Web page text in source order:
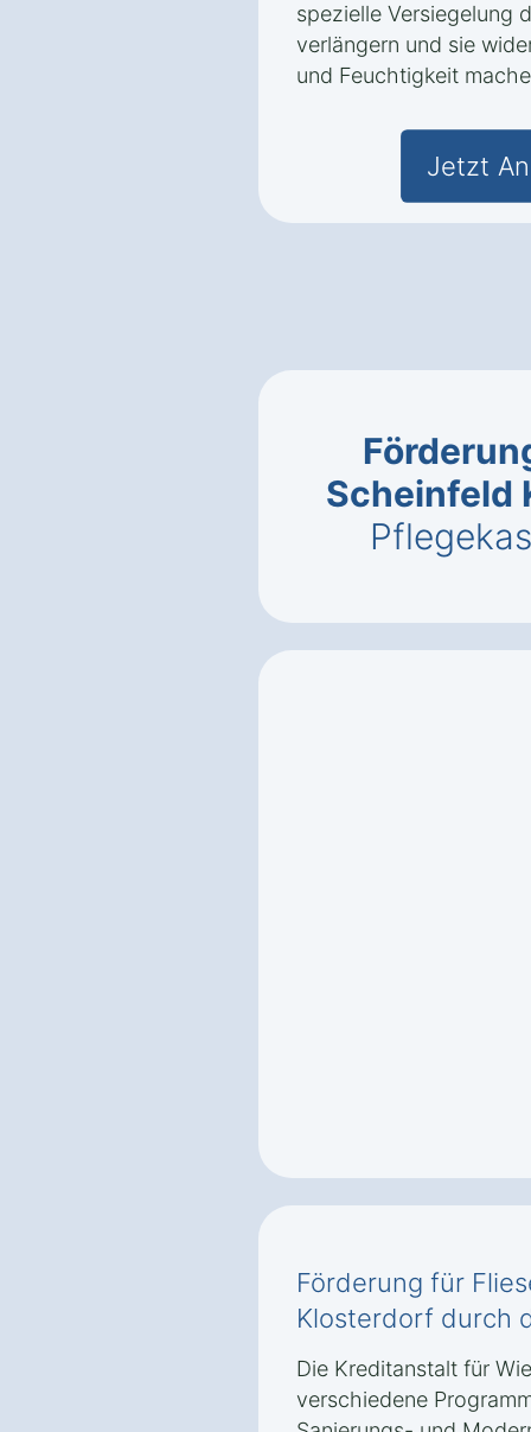
spezielle Versiegelung
verlängern und sie
und Feuchtigkeit
Jetzt
Scheinfeld
Förderung für
Klosterdorf durch
Die Kreditanstalt für
verschiedene